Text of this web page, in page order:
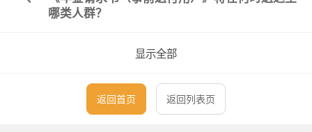
哪类人群？
利的人士，日本年金机构将在开始向其支
番号、姓名、出生日期、性别、地址及年
金参保记录的《年金请求书（事前送付
用）》送至该人士本人。
显示全部
返回首页 返回列表页